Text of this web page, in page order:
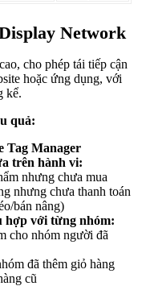
Network
cho phép tái tiếp cận
hoặc ứng dụng, với
kể.
quả:
Tag Manager
trên hành vi:
nhưng chưa mua
nhưng chưa thanh toán
bán nâng)
hợp với từng nhóm:
cho nhóm người đã
đã thêm giỏ hàng
cũ